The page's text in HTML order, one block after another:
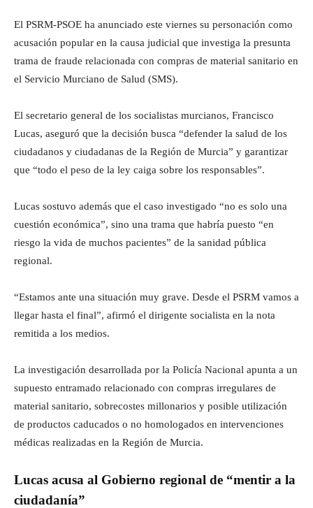
El PSRM-PSOE ha anunciado este viernes su personación como
acusación popular en la causa judicial que investiga la presunta
trama de fraude relacionada con compras de material sanitario en
el Servicio Murciano de Salud (SMS).
El secretario general de los socialistas murcianos, Francisco
Lucas, aseguró que la decisión busca “defender la salud de los
ciudadanos y ciudadanas de la Región de Murcia” y garantizar
que “todo el peso de la ley caiga sobre los responsables”.
Lucas sostuvo además que el caso investigado “no es solo una
cuestión económica”, sino una trama que habría puesto “en
riesgo la vida de muchos pacientes” de la sanidad pública
regional.
“Estamos ante una situación muy grave. Desde el PSRM vamos a
llegar hasta el final”, afirmó el dirigente socialista en la nota
remitida a los medios.
La investigación desarrollada por la Policía Nacional apunta a un
supuesto entramado relacionado con compras irregulares de
material sanitario, sobrecostes millonarios y posible utilización
de productos caducados o no homologados en intervenciones
médicas realizadas en la Región de Murcia.
Lucas acusa al Gobierno regional de “mentir a la
ciudadanía”